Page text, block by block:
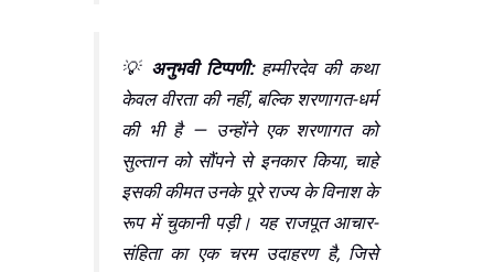
💡 अनुभवी टिप्पणी:हम्मीरदेव की कथा
केवल वीरता की नहीं, बल्कि शरणागत-धर्म
की भी है — उन्होंने एक शरणागत को
सुल्तान को सौंपने से इनकार किया, चाहे
इसकी कीमत उनके पूरे राज्य के विनाश के
रूप में चुकानी पड़ी। यह राजपूत आचार-
संहिता का एक चरम उदाहरण है, जिसे